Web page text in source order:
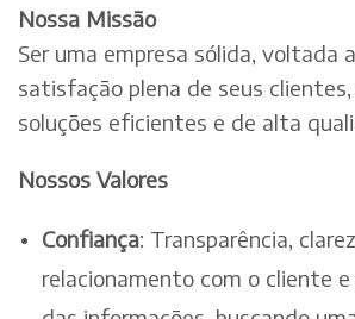
Nossa Missão
Ser uma empresa sólida, voltada
satisfação plena de seus
soluções eficientes e de alta
Nossos Valores
Confiança: Transparência,
relacionamento com o cliente